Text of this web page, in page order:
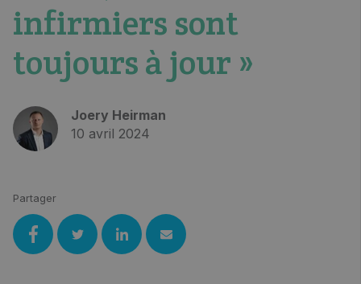
infirmiers sont
toujours à jour »
Joery Heirman
10 avril 2024
Partager